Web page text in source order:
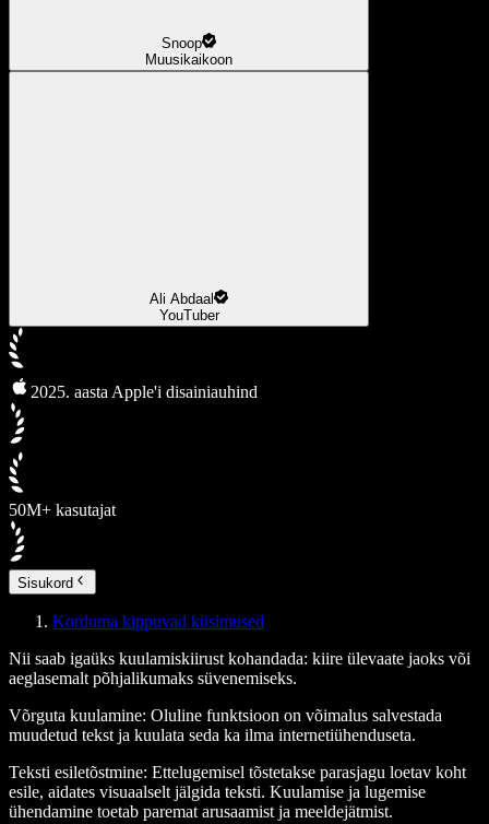
Snoop
Muusikaikoon
Ali Abdaal
YouTuber
2025. aasta Apple'i disainiauhind
50M+ kasutajat
Sisukord
Korduma kippuvad küsimused
Nii saab igaüks kuulamiskiirust kohandada: kiire ülevaate jaoks või
aeglasemalt põhjalikumaks süvenemiseks.
Võrguta kuulamine: Oluline funktsioon on võimalus salvestada
muudetud tekst ja kuulata seda ka ilma internetiühenduseta.
Teksti esiletõstmine: Ettelugemisel tõstetakse parasjagu loetav koht
esile, aidates visuaalselt jälgida teksti. Kuulamise ja lugemise
ühendamine toetab paremat arusaamist ja meeldejätmist.